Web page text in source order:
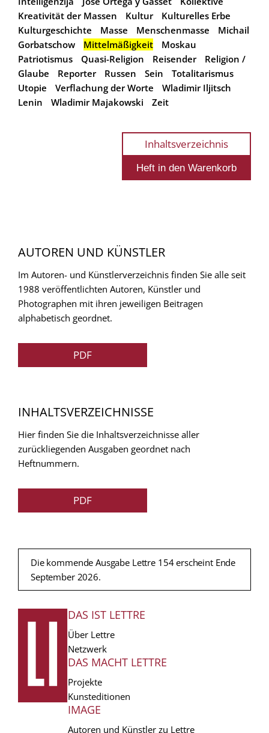
Kreativität der Massen
Kultur
Kulturelles Erbe
Kulturgeschichte
Masse Menschenmasse
Michail
Gorbatschow
Mittelmäßigkeit
Moskau
Patriotismus
Quasi-Religion Reisender
Religion /
Glaube
Reporter Russen Sein
Totalitarismus
Utopie
Verflachung der Worte
Wladimir Iljitsch
Lenin
Wladimir Majakowski Zeit
Inhaltsverzeichnis
AUTOREN UND KÜNSTLER
Im Autoren- und Künstlerverzeichnis finden Sie alle seit
1988 veröffentlichten Autoren, Künstler und
Photographen mit ihren jeweiligen Beitragen
alphabetisch geordnet.
PDF
INHALTSVERZEICHNISSE
Hier finden Sie die Inhaltsverzeichnisse aller
zurückliegenden Ausgaben geordnet nach
Heftnummern.
PDF
Die kommende Ausgabe Lettre 154 erscheint Ende
September 2026.
FUSSZEILE
DAS IST LETTRE
Über Lettre
Netzwerk
DAS MACHT LETTRE
Projekte
Kunsteditionen
IMAGE
Autoren und Künstler zu Lettre